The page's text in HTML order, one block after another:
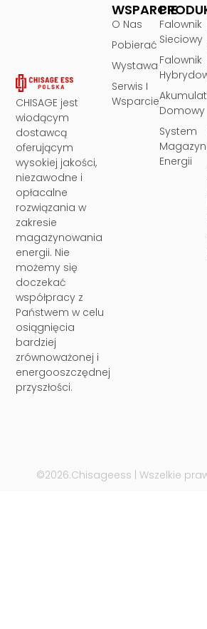
CHISAGE jest
wiodącym
dostawcą
oferującym
wysokiej jakości,
niezawodne i
opłacalne
rozwiązania w
zakresie
magazynowania
energii. Nie
możemy się
doczekać
współpracy z
Państwem w celu
osiągnięcia
bardziej
zrównoważonej i
energooszczędnej
przyszłości.
Falownik
Sieciowy
Falownik
Domowy
System
Energii
WSPARCIE
O Nas
Pobierać
Wystawa
Serwis I
Wsparcie
©2026.Chisageess | Wszelkie